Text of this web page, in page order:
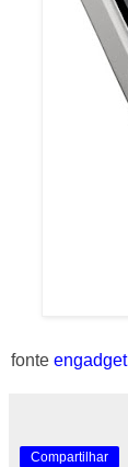
fonte engadget
Compartilhar